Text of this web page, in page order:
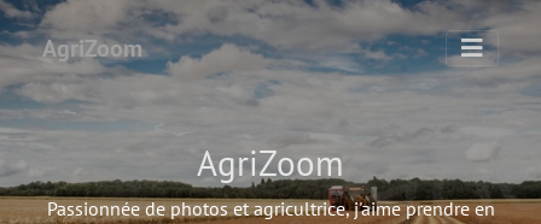
AgriZoom
AgriZoom
Passionnée de photos et agricultrice, j'aime prendre en